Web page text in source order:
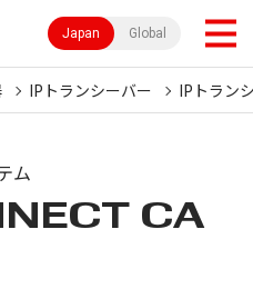
Japan Global
IPトランシーバー IPトラン
ム
CA